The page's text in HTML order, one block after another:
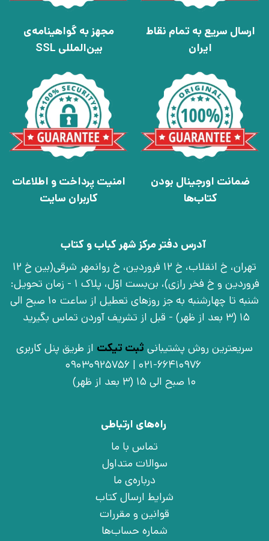
ارسال سریع به تمام نقاط
ایران
مجهز به گواهینامه‌ی
بین‌المللی SSL
ضمانت اورجینال بودن
کتاب‌ها
امنیت پرداخت و اطلاعات
کاربران سایت
آدرس دفتر مرکز شهر کباب و کتاب
تهران، خ انقلاب، خ 12 فروردین، خ روانمهر شرقی(بین خ 12
فروردین و خ فخر رازی)، بن‌بست اوّل، پلاک 1 - زمان تحویل:
شنبه تا چهارشنبه به جز روزهای تعطیل از ساعت 10 صبح الی
15 (3 بعد از ظهر) - قبل از تشریف آوردن تماس بگیرید
سریعترین روش پشتیبانی ثبت تیکت از طریق پنل کاربری
021-66410976 | 09030925756
10 صبح الی 15 (3 بعد از ظهر)
راه‌های ارتباطی
تماس با ما
سوالات متداول
درباره‌ی ما
شرایط ارسال کتاب
قوانین و مقررات
شماره حساب‌ها